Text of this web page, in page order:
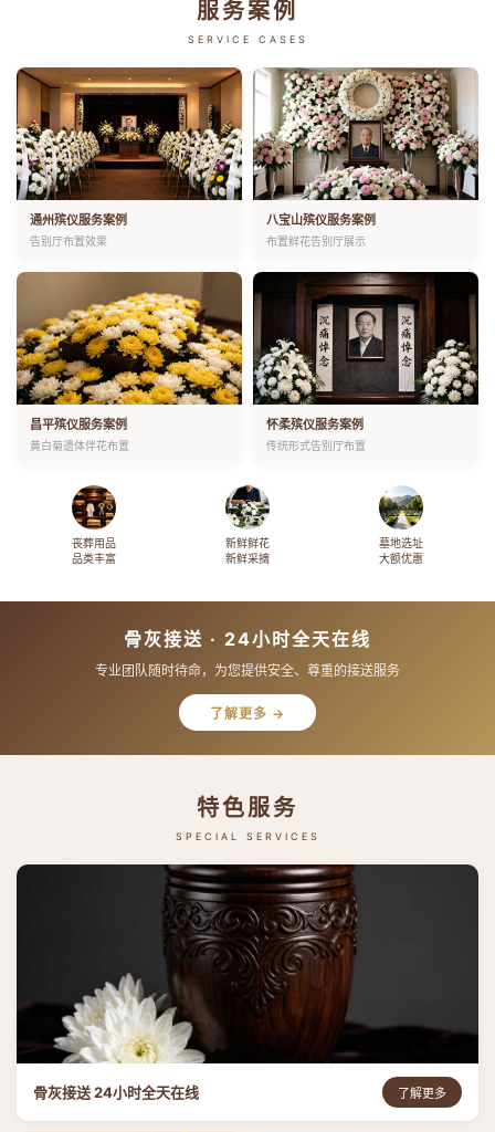
服务案例
SERVICE CASES
通州殡仪服务案例
告别厅布置效果
八宝山殡仪服务案例
布置鲜花告别厅展示
昌平殡仪服务案例
黄白菊遗体伴花布置
怀柔殡仪服务案例
传统形式告别厅布置
丧葬用品
品类丰富
新鲜鲜花
新鲜采摘
墓地选址
大额优惠
骨灰接送 · 24小时全天在线
专业团队随时待命，为您提供安全、尊重的接送服务
了解更多 →
特色服务
SPECIAL SERVICES
骨灰接送 24小时全天在线 了解更多